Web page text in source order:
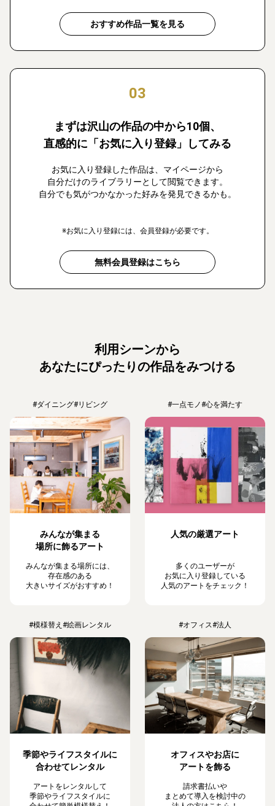
おすすめ作品一覧を見る
03
まずは沢山の作品の中から10個、
直感的に「お気に入り登録」してみる
お気に入り登録した作品は、マイページから
自分だけのライブラリーとして閲覧できます。
自分でも気がつかなかった好みを発見できるかも。
※お気に入り登録には、会員登録が必要です。
無料会員登録はこちら
利用シーンから
あなたにぴったりの作品をみつける
#ダイニング#リビング
みんなが集まる
場所に飾るアート
みんなが集まる場所には、
存在感のある
大きいサイズがおすすめ！
#一点モノ#心を満たす
人気の厳選アート
多くのユーザーが
お気に入り登録している
人気のアートをチェック！
#模様替え #絵画レンタル
季節やライフスタイルに
合わせてレンタル
アートをレンタルして
季節やライフスタイルに
#オフィス#法人
オフィスやお店に
アートを飾る
請求書払いや
まとめて導入を検討中の